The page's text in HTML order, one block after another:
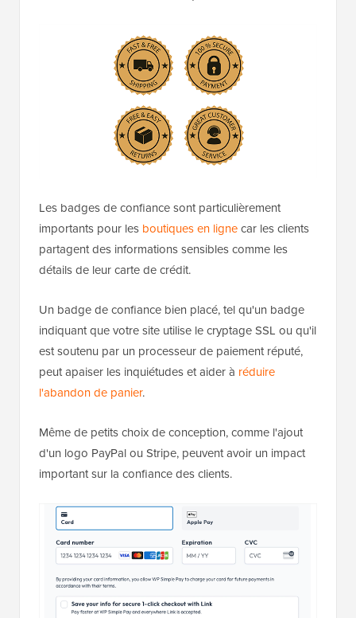
Les badges de confiance sont particulièrement
importants pour les boutiques en lignecar les clients
partagent des informations sensibles comme les
détails de leur carte de crédit.
Un badge de confiance bien placé, tel qu'un badge
indiquant que votre site utilise le cryptage SSL ou qu'il
est soutenu par un processeur de paiement réputé,
peut apaiser les inquiétudes et aider à réduire
l'abandon de panier.
Même de petits choix de conception, comme l'ajout
d'un logo PayPal ou Stripe, peuvent avoir un impact
important sur la confiance des clients.